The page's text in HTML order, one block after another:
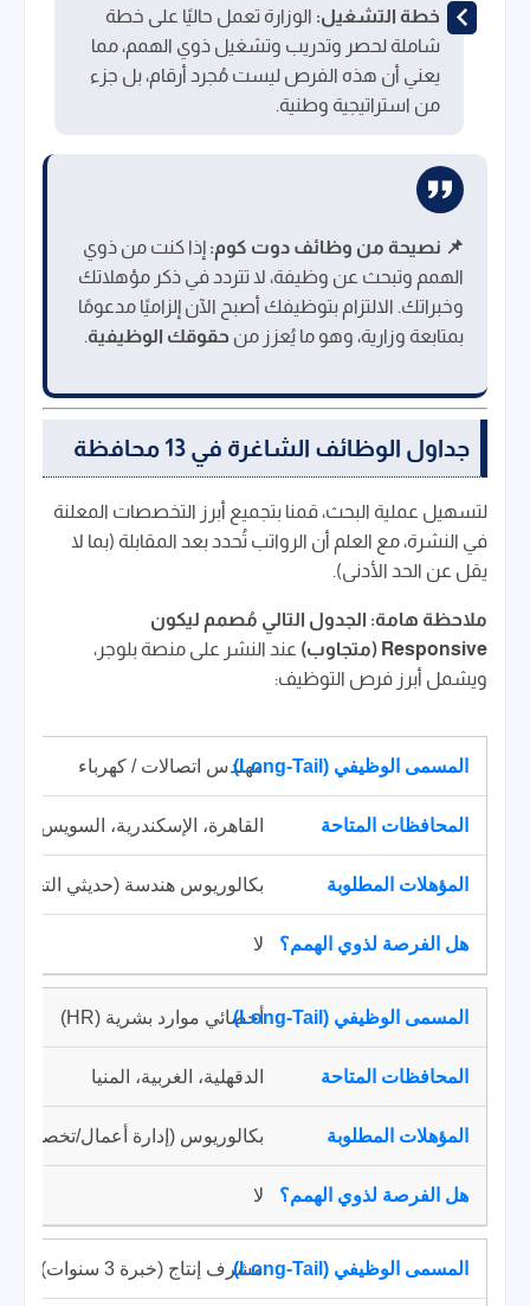
خطة التشغيل: الوزارة تعمل حاليًا على خطة
شاملة لحصر وتدريب وتشغيل ذوي الهمم، مما
يعني أن هذه الفرص ليست مُجرد أرقام، بل جزء
من استراتيجية وطنية.
📌 نصيحة من وظائف دوت كوم: إذا كنت من ذوي
الهمم وتبحث عن وظيفة، لا تتردد في ذكر مؤهلاتك
وخبراتك. الالتزام بتوظيفك أصبح الآن إلزاميًا مدعومًا
بمتابعة وزارية، وهو ما يُعزز من حقوقك الوظيفية.
جداول الوظائف الشاغرة في 13 محافظة
لتسهيل عملية البحث، قمنا بتجميع أبرز التخصصات المعلنة
في النشرة، مع العلم أن الرواتب تُحدد بعد المقابلة (بما لا
يقل عن الحد الأدنى).
ملاحظة هامة: الجدول التالي مُصمم ليكون
Responsive (متجاوب)
عند النشر على منصة بلوجر،
ويشمل أبرز فرص التوظيف:
مهندس اتصالات / كهرباء
القاهرة، الإسكندرية، السويس
بكالوريوس هندسة (حديثي التخرج
لا
أخصائي موارد بشرية (HR)
الدقهلية، الغربية، المنيا
بكالوريوس (إدارة أعمال/تخصص
لا
مشرف إنتاج (خبرة 3 سنوات)